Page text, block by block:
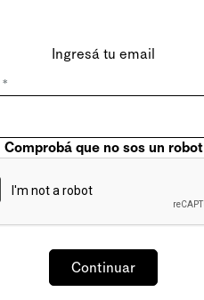
Ingresá tu email
*
Comprobá que no sos un robot